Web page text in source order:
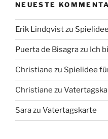
NEUESTE
Erik Lindqvistzu
Puerta de Bisagrazu Ich
Christiane zu Spielidee
Christiane zu
Sarazu Vatertagskarte